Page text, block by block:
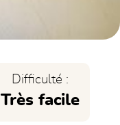
Difficulté :
Très facile